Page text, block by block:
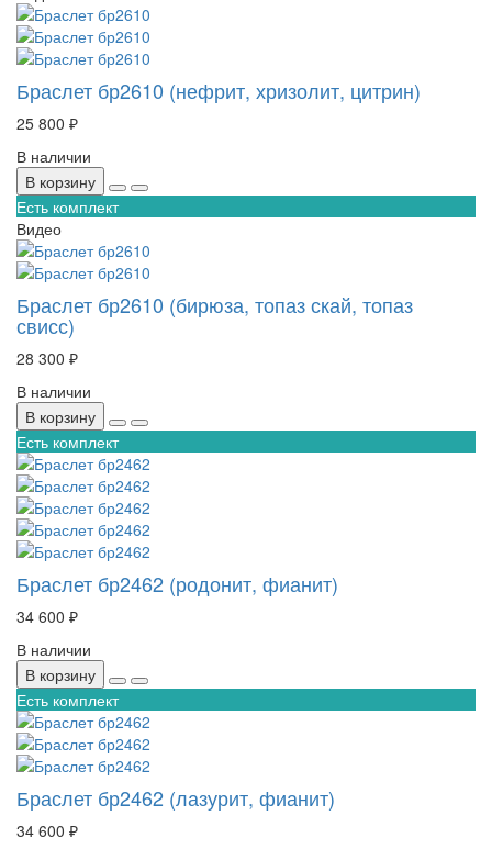
Браслет бр2610 (нефрит, хризолит, цитрин)
25 800 ₽
В наличии
В корзину
Есть комплект
Видео
Браслет бр2610 (бирюза, топаз скай, топаз
свисс)
28 300 ₽
В наличии
В корзину
Есть комплект
Браслет бр2462 (родонит, фианит)
34 600 ₽
В наличии
В корзину
Есть комплект
Браслет бр2462 (лазурит, фианит)
34 600 ₽